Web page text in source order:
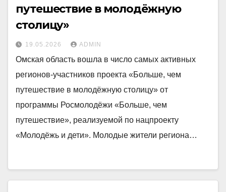
путешествие в молодёжную
столицу»
19.05.2026 ADMIN
Омская область вошла в число самых активных
регионов-участников проекта «Больше, чем
путешествие в молодёжную столицу» от
программы Росмолодёжи «Больше, чем
путешествие», реализуемой по нацпроекту
«Молодёжь и дети». Молодые жители региона…